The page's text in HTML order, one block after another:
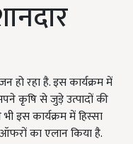
हो रहा है. इस कार्यक्रम में
कृषि से जुड़े उत्पादों की
इस कार्यक्रम में हिस्सा
का एलान किया है.